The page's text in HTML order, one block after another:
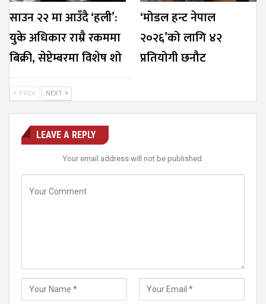
साउन २२ मा आउँदै ‘हली’:
युके अधिकार राम्रै रकममा
बिक्री, सेप्टेम्बरमा विशेष शो
‘मोडल हन्ट नेपाल
२०२६’को लागि ४२
प्रतियोगी छनौट
PREV NEXT
LEAVE A REPLY
Your email address will not be published.